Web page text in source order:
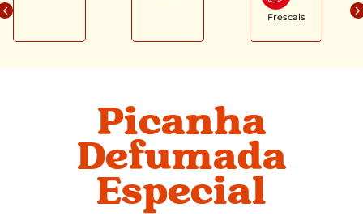
Frescais
Picanha
Defumada
Especial